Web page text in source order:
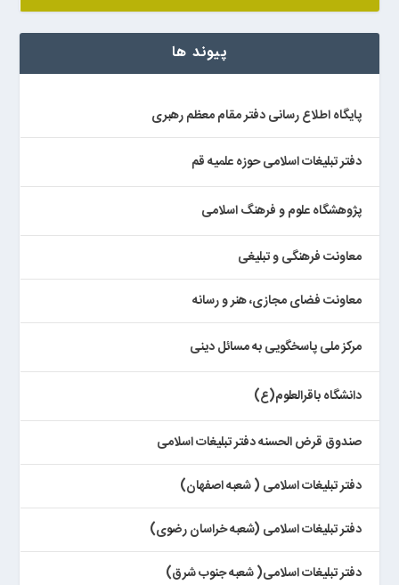
پیوند ها
پایگاه اطلاع رسانی دفتر مقام معظم رهبری
دفتر تبلیغات اسلامی حوزه علمیه قم
پژوهشگاه علوم و فرهنگ اسلامی
معاونت فرهنگی و تبلیغی
معاونت فضای مجازی، هنر و رسانه
مرکز ملی پاسخگویی به مسائل دینی
دانشگاه باقرالعلوم(ع)
صندوق قرض الحسنه دفتر تبلیغات اسلامی
دفتر تبلیغات اسلامی ( شعبه اصفهان)
دفتر تبلیغات اسلامی (شعبه خراسان رضوی)
دفتر تبلیغات اسلامی( شعبه جنوب شرق)